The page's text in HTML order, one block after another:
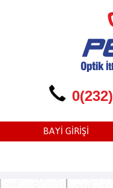
0(232)
BAYİ GİRİŞİ